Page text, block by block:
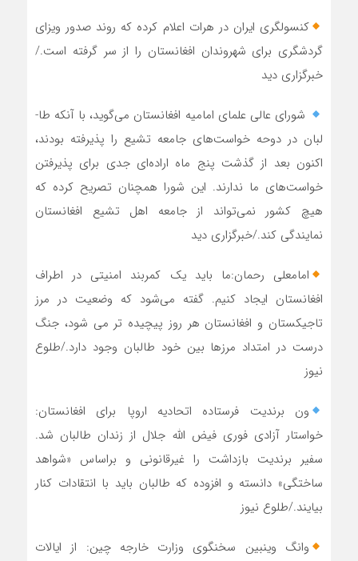
کنسولگری ایران در هرات اعلام کرده‌ که روند صدور ویزای
گردشگری برای شهروندان افغانستان را از سر گرفته‌ است./
خبرگزاری دید
شورای عالی علمای امامیه افغانستان می‌گوید، با آنکه طا-
لبان در دوحه خواست‌های جامعه تشیع را پذیرفته بودند،
اکنون بعد از گذشت پنج ماه اراده‌ای جدی برای پذیرفتن
خواست‌های ما ندارند. این شورا همچنان تصریح کرده که
هیچ کشور نمی‌تواند از جامعه اهل تشیع افغانستان
نمایندگی کند./خبرگزاری دید
امامعلی رحمان:ما باید یک کمربند امنیتی در اطراف
افغانستان ایجاد کنیم. گفته می‌شود که وضعیت در مرز
تاجیکستان و افغانستان هر روز پیچیده تر می شود، جنگ
درست در امتداد مرزها بین خود طالبان وجود دارد./طلوع
نیوز
ون برندیت فرستاده اتحادیه اروپا برای افغانستان:
خواستار آزادی فوری فیض الله جلال از زندان طالبان شد.
سفیر برندیت بازداشت را غیرقانونی و براساس «شواهد
ساختگی» دانسته و افزوده که طالبان باید با انتقادات کنار
بیایند./طلوع نیوز
وانگ وینبین سخنگوی وزارت خارجه چین: از ایالات